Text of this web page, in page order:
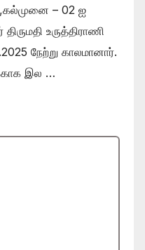
,கல்முனை – 02 ஐ
உருத்திராணி
நேற்று காலமானார்.
இல …